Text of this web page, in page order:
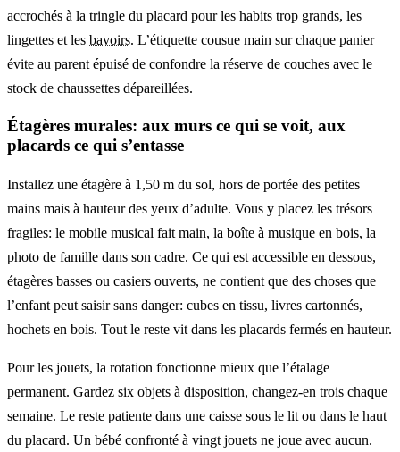
accrochés à la tringle du placard pour les habits trop grands, les
lingettes et les bavoirs. L’étiquette cousue main sur chaque panier
évite au parent épuisé de confondre la réserve de couches avec le
stock de chaussettes dépareillées.
Étagères murales: aux murs ce qui se voit, aux
placards ce qui s’entasse
Installez une étagère à 1,50 m du sol, hors de portée des petites
mains mais à hauteur des yeux d’adulte. Vous y placez les trésors
fragiles: le mobile musical fait main, la boîte à musique en bois, la
photo de famille dans son cadre. Ce qui est accessible en dessous,
étagères basses ou casiers ouverts, ne contient que des choses que
l’enfant peut saisir sans danger: cubes en tissu, livres cartonnés,
hochets en bois. Tout le reste vit dans les placards fermés en hauteur.
Pour les jouets, la rotation fonctionne mieux que l’étalage
permanent. Gardez six objets à disposition, changez-en trois chaque
semaine. Le reste patiente dans une caisse sous le lit ou dans le haut
du placard. Un bébé confronté à vingt jouets ne joue avec aucun.